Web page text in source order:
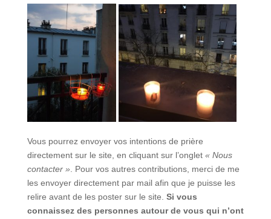
Vous pourrez envoyer vos intentions de prière
directement sur le site, en cliquant sur l’onglet « Nous
contacter » . Pour vos autres contributions, merci de me
les envoyer directement par mail afin que je puisse les
relire avant de les poster sur le site. Si vous
connaissez des personnes autour de vous qui n’ont